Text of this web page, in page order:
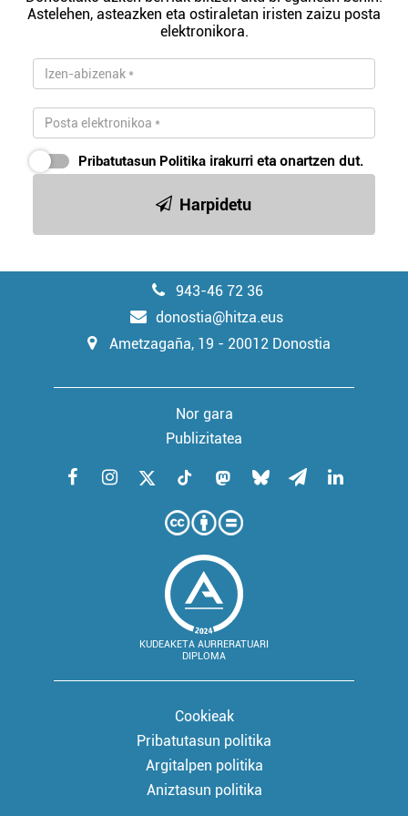
Astelehen, asteazken eta ostiraletan iristen zaizu posta
elektronikora.
Pribatutasun Politika irakurri eta onartzen dut.
Harpidetu
943-46 72 36
donostia@hitza.eus
Ametzagaña, 19 - 20012 Donostia
Nor gara
Publizitatea
KUDEAKETA AURRERATUARI
DIPLOMA
Cookieak
Pribatutasun politika
Argitalpen politika
Aniztasun politika